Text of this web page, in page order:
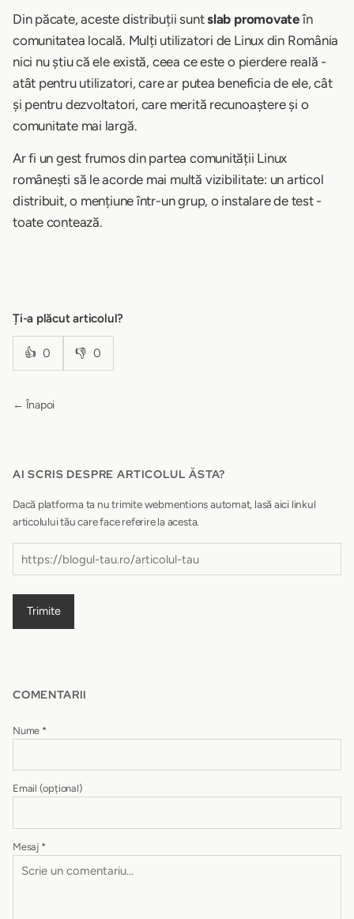
Din păcate, aceste distribuții suntslab promovateîn
comunitatea locală. Mulți utilizatori de Linux din România
nici nu știu că ele există, ceea ce este o pierdere reală -
atât pentru utilizatori, care ar putea beneficia de ele, cât
și pentru dezvoltatori, care merită recunoaștere și o
comunitate mai largă.
Ar fi un gest frumos din partea comunității Linux
românești să le acorde mai multă vizibilitate: un articol
distribuit, o mențiune într-un grup, o instalare de test -
toate contează.
Ți-a plăcut articolul?
👍 0 👎 0
← Înapoi
AI SCRIS DESPRE ARTICOLUL ĂSTA?
Dacă platforma ta nu trimite webmentions automat, lasă aici linkul
articolului tău care face referire la acesta.
Trimite
COMENTARII
Nume *
Email (opțional)
Mesaj *